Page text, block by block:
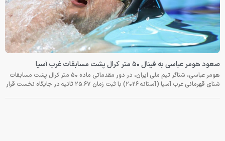
صعود هومر عباسی به فینال ۵۰ متر کرال پشت مسابقات غرب آسیا
هومر عباسی، شناگر تیم ملی ایران، در دور مقدماتی ماده ۵۰ متر کرال پشت مسابقات
شنای قهرمانی غرب آسیا (آستانه ۲۰۲۶) با ثبت زمان ۲۵.۶۷ ثانیه در جایگاه نخست قرار